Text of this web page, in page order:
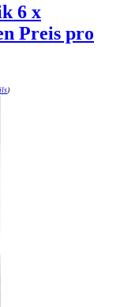
6 x
Preis pro
)